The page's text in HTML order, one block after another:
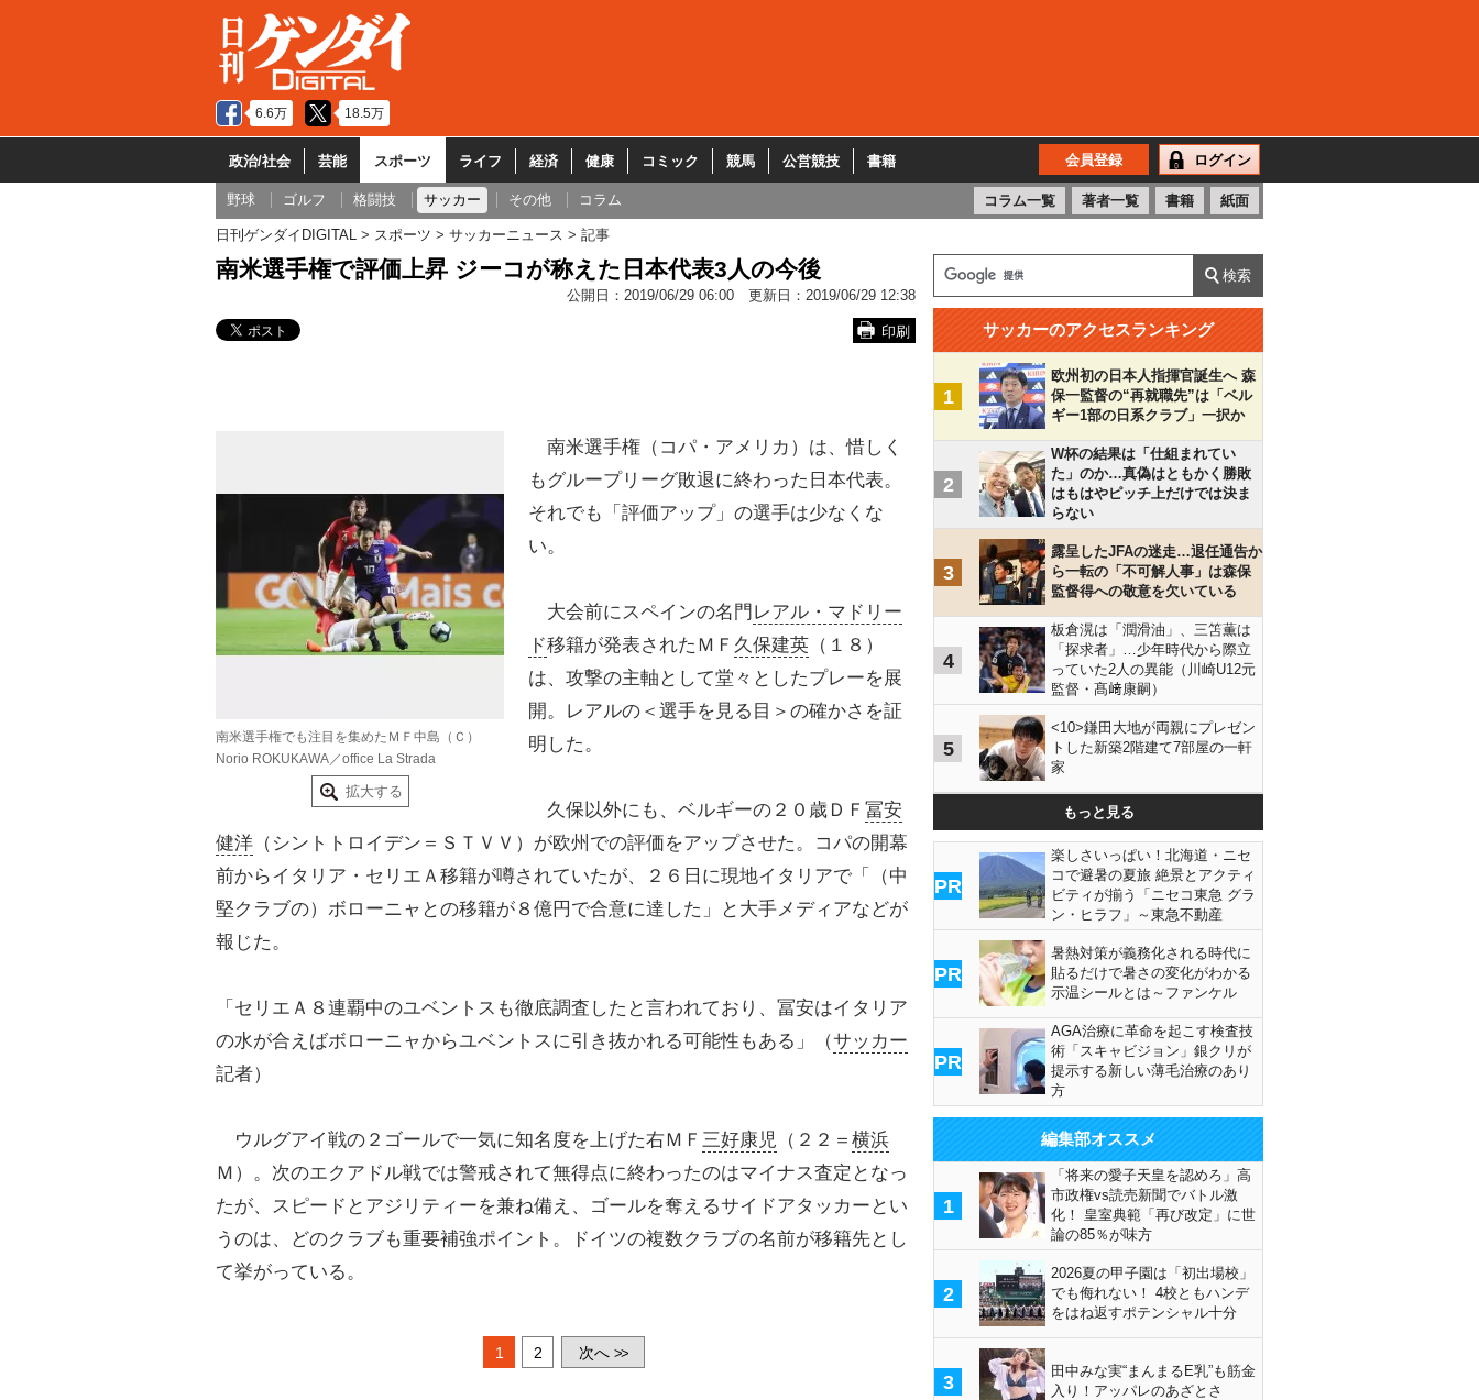
6.6万 18.5万
政治/社会 芸能 スポーツ ライフ 経済 健康 コミック 競馬 公営競技 書籍 会員登録 ログイン
野球 ゴルフ 格闘技 サッカー その他 コラム コラム一覧 著者一覧 書籍 紙面
日刊ゲンダイDIGITAL スポーツ サッカーニュース 記事
南米選手権で評価上昇 ジーコが称えた日本代表3人の今後
公開日： 2019/06/29 06:00 更新日： 2019/06/29 12:38
印刷
南米選手権でも注目を集めたＭＦ中島（Ｃ）
Norio ROKUKAWA／office La Strada
拡大する
南米選手権（コパ・アメリカ）は、惜しく
もグループリーグ敗退に終わった日本代表。
それでも「評価アップ」の選手は少なくな
い。
大会前にスペインの名門 レアル・マドリー
ド移籍が発表されたＭＦ 久保建英 （１８）
は、攻撃の主軸として堂々としたプレーを展
開。レアルの＜選手を見る目＞の確かさを証
明した。
久保以外にも、ベルギーの２０歳ＤＦ 冨安
健洋 （シントトロイデン＝ＳＴＶＶ）が欧州での評価をアップさせた。コパの開幕
前からイタリア・セリエＡ移籍が噂されていたが、２６日に現地イタリアで「（中
堅クラブの）ボローニャとの移籍が８億円で合意に達した」と大手メディアなどが
報じた。
「セリエＡ８連覇中のユベントスも徹底調査したと言われており、冨安はイタリア
の水が合えばボローニャからユベントスに引き抜かれる可能性もある」（サッカー
記者）
ウルグアイ戦の２ゴールで一気に知名度を上げた右ＭＦ 三好康児 （２２＝ 横浜
Ｍ）。次のエクアドル戦では警戒されて無得点に終わったのはマイナス査定となっ
たが、スピードとアジリティーを兼ね備え、ゴールを奪えるサイドアタッカーとい
うのは、どのクラブも重要補強ポイント。ドイツの複数クラブの名前が移籍先とし
て挙がっている。
1 2 次へ >>
サッカーのアクセスランキング
1
欧州初の日本人指揮官誕生へ 森
保一監督の“再就職先”は「ベル
ギー1部の日系クラブ」一択か
2
W杯の結果は「仕組まれてい
た」のか…真偽はともかく勝敗
はもはやピッチ上だけでは決ま
らない
3
露呈したJFAの迷走…退任通告か
ら一転の「不可解人事」は森保
監督得への敬意を欠いている
4
板倉滉は「潤滑油」、三笘薫は
「探求者」…少年時代から際立
っていた2人の異能（川崎U12元
監督・髙﨑康嗣）
5
<10>鎌田大地が両親にプレゼン
トした新築2階建て7部屋の一軒
家
もっと見る
PR
楽しさいっぱい！北海道・ニセ
コで避暑の夏旅 絶景とアクティ
ビティが揃う「ニセコ東急 グラ
ン・ヒラフ」～東急不動産
PR
暑熱対策が義務化される時代に
貼るだけで暑さの変化がわかる
示温シールとは～ファンケル
PR
AGA治療に革命を起こす検査技
術「スキャビジョン」銀クリが
提示する新しい薄毛治療のあり
方
編集部オススメ
1
「将来の愛子天皇を認めろ」高
市政権vs読売新聞でバトル激
化！ 皇室典範「再び改定」に世
論の85％が味方
2
2026夏の甲子園は「初出場校」
でも侮れない！ 4校ともハンデ
をはね返すポテンシャル十分
3
田中みな実“まんまるE乳”も筋金
入り！アッパレのあざとさ